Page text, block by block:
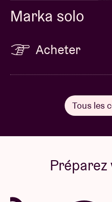
Marka solo
Acheter
Tous les
Préparez